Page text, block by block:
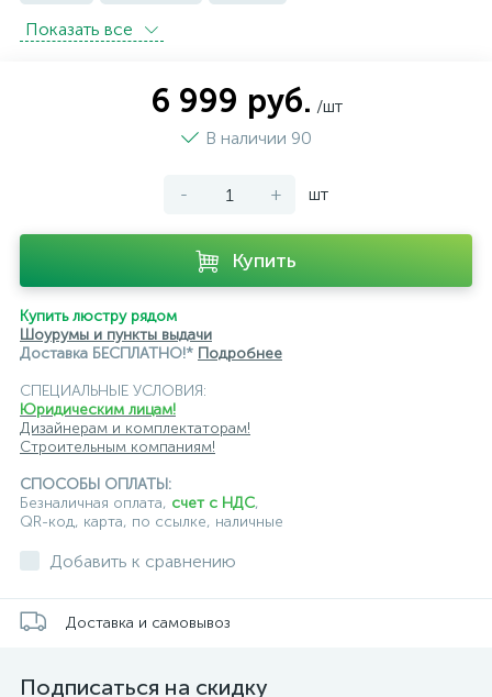
встраиваемые трековые
модульные трековые подвесные трековые
светильники для модульной системы
черные ЭРА Crystal Lux Ambrella
Показать всe
6 999 руб. /шт
В наличии 90
- + шт
Купить
Купить люстру рядом
Шоурумы и пункты выдачи
Доставка БЕСПЛАТНО!* Подробнее
СПЕЦИАЛЬНЫЕ УСЛОВИЯ:
Юридическим лицам!
Дизайнерам и комплектаторам!
Строительным компаниям!
СПОСОБЫ ОПЛАТЫ:
Безналичная оплата, счет с НДС,
QR-код, карта, по ссылке, наличные
Добавить к сравнению
Доставка и самовывоз
Подписаться на скидку